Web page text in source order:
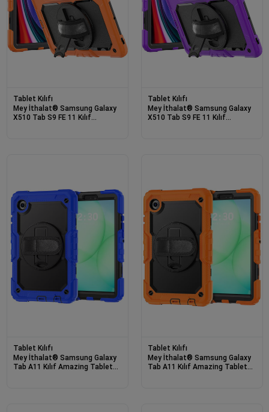
Tablet Kılıfı
Mey İthalat® Samsung Galaxy
X510 Tab S9 FE 11 Kılıf
Tablet Kılıfı
Mey İthalat® Samsung Galaxy
X510 Tab S9 FE 11 Kılıf
Tablet Kılıfı
Mey İthalat® Samsung Galaxy
Tab A11 Kılıf Amazing Tablet
Tablet Kılıfı
Mey İthalat® Samsung Galaxy
Tab A11 Kılıf Amazing Tablet